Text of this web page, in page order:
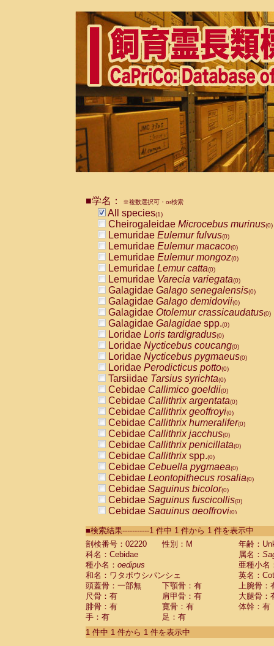
■学名： ※複数選択可・or検索
All species(1)
Cheirogaleidae Microcebus murinus(0)
Lemuridae Eulemur fulvus(0)
Lemuridae Eulemur macaco(0)
Lemuridae Eulemur mongoz(0)
Lemuridae Lemur catta(0)
Lemuridae Varecia variegata(0)
Galagidae Galago senegalensis(0)
Galagidae Galago demidovii(0)
Galagidae Otolemur crassicaudatus(0)
Galagidae Galagidae spp.(0)
Loridae Loris tardigradus(0)
Loridae Nycticebus coucang(0)
Loridae Nycticebus pygmaeus(0)
Loridae Perodicticus potto(0)
Tarsiidae Tarsius syrichta(0)
Cebidae Callimico goeldii(0)
Cebidae Callithrix argentata(0)
Cebidae Callithrix geoffroyi(0)
Cebidae Callithrix humeralifer(0)
Cebidae Callithrix jacchus(0)
Cebidae Callithrix penicillata(0)
Cebidae Callithrixspp.(0)
Cebidae Cebuella pygmaea(0)
Cebidae Leontopithecus rosalia(0)
Cebidae Saguinus bicolor(0)
Cebidae Saguinus fuscicollis(0)
Cebidae Saguinus geoffroyi(0)
CebidaeSaguinus labiatus(0)
Cebidae Saguinus leucopus (0)
Cebidae
Cebidae
CebidaeSaguinus nigricollis (0)
Cebidae Saguinus oedipus
Cebidae Saguinus weddelli
Cebidae Saguinusspp.
Cebidae Aotus trivirgatus
Cebidae Cebus albifrons
■検索結果-----------1 件中 1 件から 1 件を表示中
剖検番号：02220
性別：M
年齢：
科名：Cebidae
属名：
種小名： oedipus
亜種小名
和名：ワタボウシパンシェ
英名：
頭蓋骨：一部無
下顎骨：有
上腕骨：
尺骨：有
肩甲骨：有
大腿骨：
腓骨：有
寛骨：有
体幹：有
手：有
足：有
1 件中 1 件から 1 件を表示中